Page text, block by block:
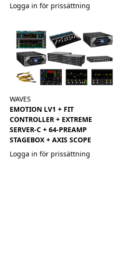
Logga in för prissättning
WAVES
EMOTION LV1 + FIT
CONTROLLER + EXTREME
SERVER-C + 64-PREAMP
STAGEBOX + AXIS SCOPE
Logga in för prissättning